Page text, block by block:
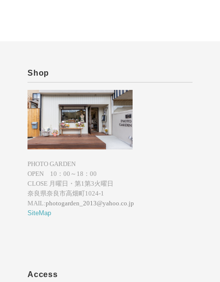
Shop
PHOTO GARDEN
OPEN 10：00～18：00
CLOSE 月曜日・第1第3火曜日
奈良県奈良市高畑町1024-1
MAIL:photogarden_2013@yahoo.co.jp
SiteMap
Access